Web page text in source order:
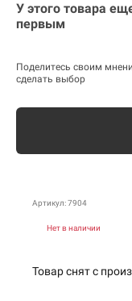
У этого товара
первым
Поделитесь своим
сделать выбор
Артикул: 7904
Нет в наличии
Товар снят с